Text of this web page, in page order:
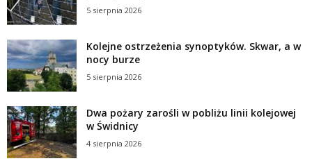
5 sierpnia 2026
Kolejne ostrzeżenia synoptyków. Skwar, a w
nocy burze
5 sierpnia 2026
Dwa pożary zarośli w pobliżu linii kolejowej
w Świdnicy
4 sierpnia 2026